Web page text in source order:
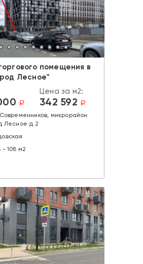
помещения в
Лесное"
a
Цена за м2:
342 592 a
микрорайон
Лесное д.2
108 м2